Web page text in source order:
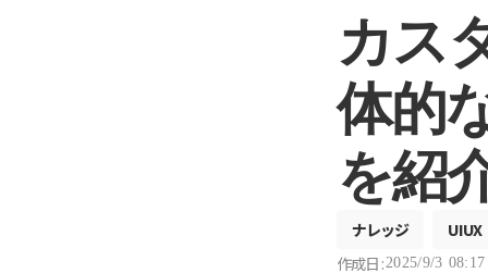
カス
体的
を紹
ナレッジ
UIUX
作成日 :2025/9/3 08:17